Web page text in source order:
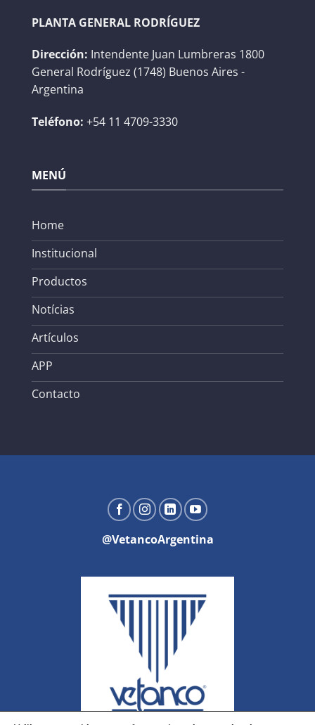
PLANTA GENERAL RODRÍGUEZ
Dirección: Intendente Juan Lumbreras 1800
General Rodríguez (1748) Buenos Aires -
Argentina
Teléfono: +54 11 4709-3330
MENÚ
Home
Institucional
Productos
Notícias
Artículos
APP
Contacto
@VetancoArgentina